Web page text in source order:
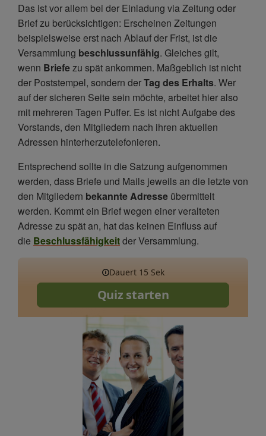
Das ist vor allem bei der Einladung via Zeitung oder
Brief zu berücksichtigen: Erscheinen Zeitungen
beispielsweise erst nach Ablauf der Frist, ist die
Versammlung beschlussunfähig. Gleiches gilt,
wenn Briefezu spät ankommen. Maßgeblich ist nicht
der Poststempel, sondern derTag des Erhalts. Wer
auf der sicheren Seite sein möchte, arbeitet hier also
mit mehreren Tagen Puffer. Es ist nicht Aufgabe des
Vorstands, den Mitgliedern nach ihren aktuellen
Adressen hinterherzutelefonieren.
Entsprechend sollte in die Satzung aufgenommen
werden, dass Briefe und Mails jeweils an die letzte von
den Mitgliedern bekannte Adresse übermittelt
werden. Kommt ein Brief wegen einer veralteten
Adresse zu spät an, hat das keinen Einfluss auf
die Beschlussfähigkeitder Versammlung.